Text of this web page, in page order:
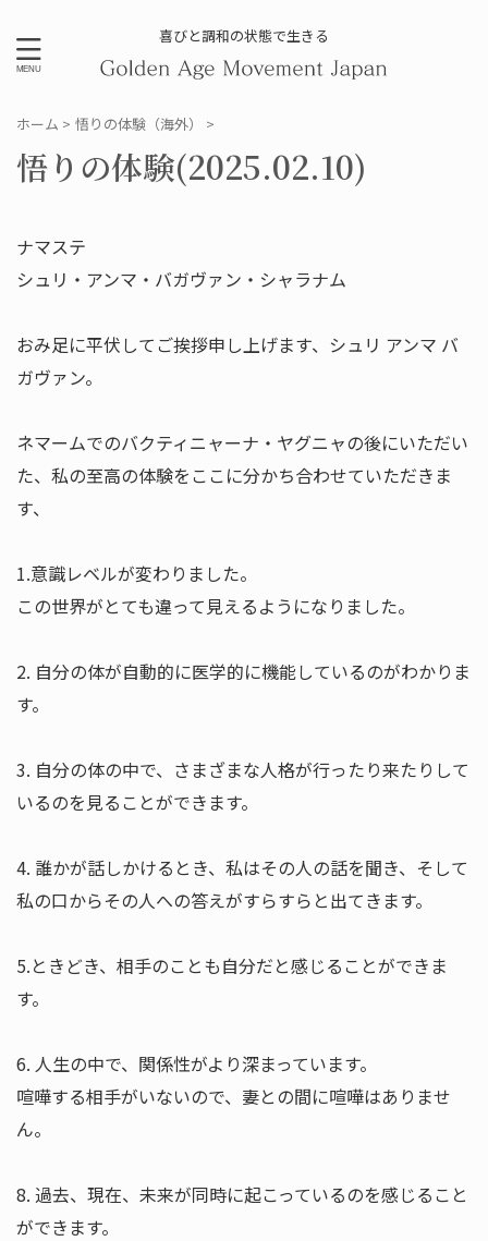
喜びと調和の状態で生きる
ホーム > 悟りの体験（海外） >
悟りの体験(2025.02.10)
ナマステ
シュリ・アンマ・バガヴァン・シャラナム
おみ足に平伏してご挨拶申し上げます、シュリ アンマ バ
ガヴァン。
ネマームでのバクティニャーナ・ヤグニャの後にいただい
た、私の至高の体験をここに分かち合わせていただきま
す、
1.意識レベルが変わりました。
この世界がとても違って見えるようになりました。
2. 自分の体が自動的に医学的に機能しているのがわかりま
す。
3. 自分の体の中で、さまざまな人格が行ったり来たりして
いるのを見ることができます。
4. 誰かが話しかけるとき、私はその人の話を聞き、そして
私の口からその人への答えがすらすらと出てきます。
5.ときどき、相手のことも自分だと感じることができま
す。
6. 人生の中で、関係性がより深まっています。
喧嘩する相手がいないので、妻との間に喧嘩はありませ
ん。
8. 過去、現在、未来が同時に起こっているのを感じること
ができます。